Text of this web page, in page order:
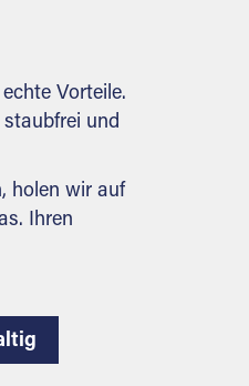
Vorteile.
staubfrei und
holen wir auf
Ihren